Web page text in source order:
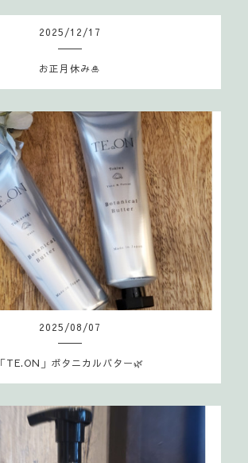
2025/12/17
お正月休み🎍
2025/08/07
「TE.ON」ボタニカルバター🌿